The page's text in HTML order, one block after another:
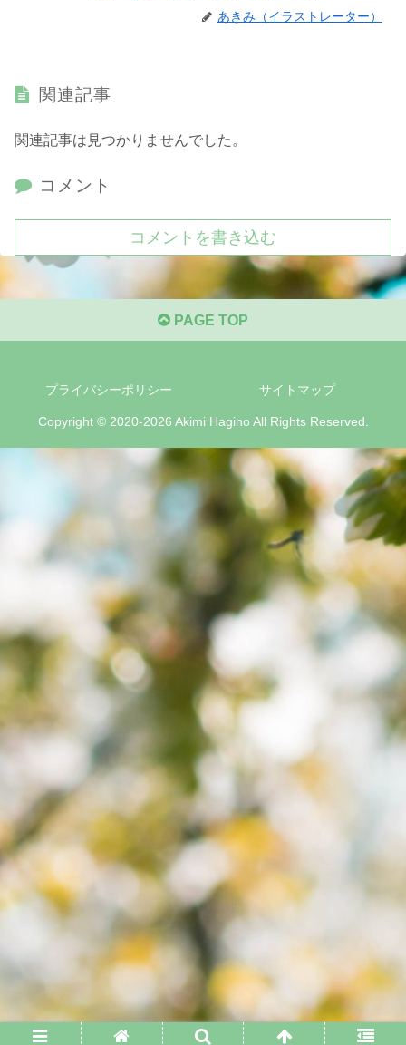
あきみ（イラストレーター）
関連記事
関連記事は見つかりませんでした。
コメント
コメントを書き込む
PAGE TOP
プライバシーポリシー サイトマップ
Copyright © 2020-2026 Akimi Hagino All Rights Reserved.